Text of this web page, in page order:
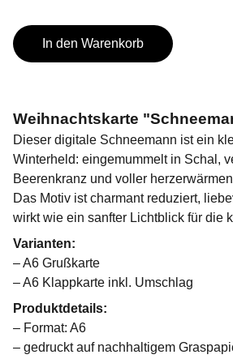
In den Warenkorb
Weihnachtskarte
Dieser digitale Schneemann ist ein
Winterheld: eingemummelt in Schal,
Beerenkranz und voller
Das Motiv ist charmant reduziert,
wirkt wie ein sanfter Lichtblick für die
Varianten:
– A6 Grußkarte
– A6 Klappkarte inkl. Umschlag
Produktdetails:
– Format: A6
– gedruckt auf nachhaltigem